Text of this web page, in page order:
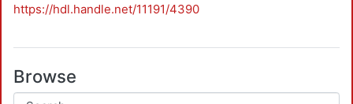
https://hdl.handle.net/11191/4390
Browse